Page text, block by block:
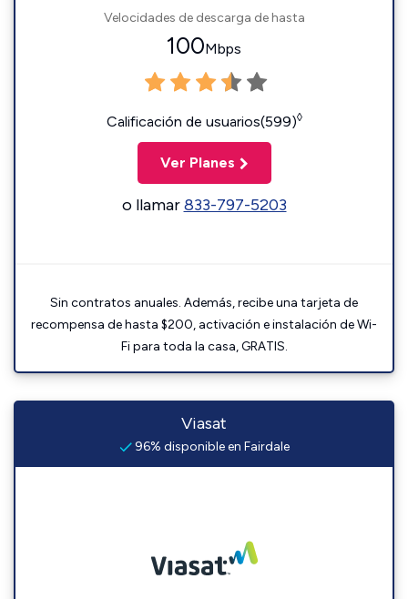
Velocidades de descarga de hasta
100Mbps
Calificación de usuarios(599)◊
Ver Planes
o llamar833-797-5203
Sin contratos anuales. Además, recibe una tarjeta de
recompensa de hasta $200, activación e instalación de Wi-
Fi para toda la casa, GRATIS.
Viasat
96% disponible en Fairdale